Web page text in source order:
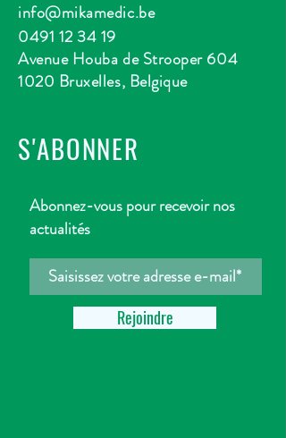
info@mikamedic.be
0491 12 34 19
Avenue Houba de Strooper 604
1020 Bruxelles, Belgique
S'ABONNER
Abonnez-vous pour recevoir nos
actualités
Rejoindre